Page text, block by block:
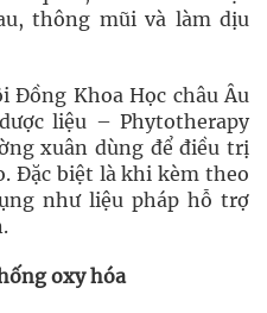
thông mũi và làm dịu
Đồng Khoa Học châu Âu
liệu – Phytotherapy
xuân dùng để điều trị
Đặc biệt là khi kèm theo
như liệu pháp hỗ trợ
oxy hóa